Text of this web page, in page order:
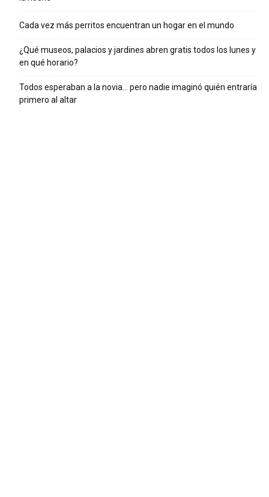
Cada vez más perritos encuentran un hogar en el mundo
¿Qué museos, palacios y jardines abren gratis todos los lunes y
en qué horario?
Todos esperaban a la novia… pero nadie imaginó quién entraría
primero al altar